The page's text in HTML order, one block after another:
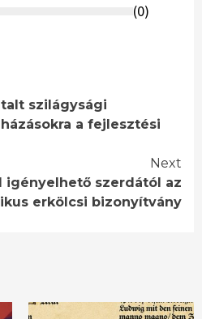
(0)
szilágysági
a fejlesztési
Next
igényelhető szerdától az
erkölcsi bizonyítvány